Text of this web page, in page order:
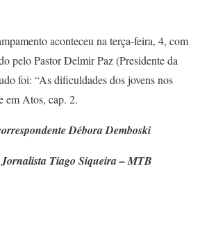
aconteceu na terça-feira, 4, com
pelo Pastor Delmir Paz (Presidente da
foi: “As dificuldades dos jovens nos
em Atos, cap. 2.
Débora Demboski
Tiago Siqueira – MTB